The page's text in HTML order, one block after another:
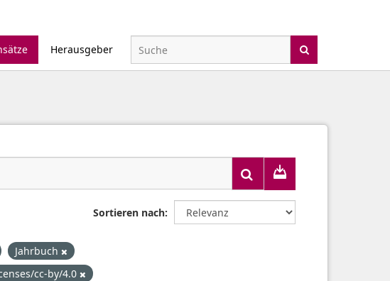
Herausgeber
Sortieren nach
Jahrbuch
cc-by/4.0